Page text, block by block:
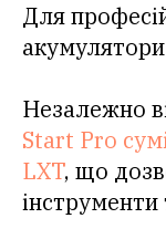
Для
Незалежно
Start Pro
LXT, що
інструменти